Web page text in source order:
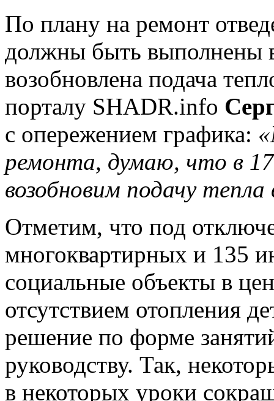
По плану на ремонт
должны быть выполнены
возобновлена подача
порталу SHADR.info
с опережением графика:
ремонта, думаю, что в
возобновим подачу
Отметим, что под
многоквартирных и 135
социальные объекты в
отсутствием отопления
решение по форме
руководству. Так,
в некоторых уроки